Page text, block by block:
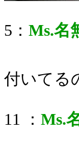
5： Ms.名
付いてる
11 ： Ms.